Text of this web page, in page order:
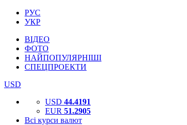
РУС
УКР
ВІДЕО
ФОТО
НАЙПОПУЛЯРНІШІ
СПЕЦПРОЕКТИ
USD
USD 44.4191
EUR 51.2905
Всі курси валют